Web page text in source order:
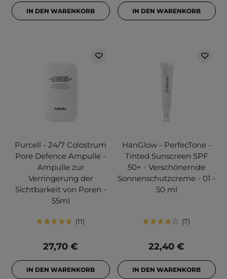
IN DEN WARENKORB IN DEN WARENKORB
Purcell - 24/7 Colostrum
Pore Defence Ampulle -
Ampulle zur
Verringerung der
Sichtbarkeit von Poren -
55ml
11
27,70 €
IN DEN WARENKORB
HanGlow - PerfecTone -
Tinted Sunscreen SPF
50+ - Verschönernde
Sonnenschutzcreme - 01 -
50 ml
7
22,40 €
IN DEN WARENKORB